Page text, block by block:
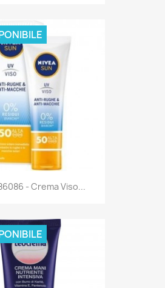
Anteprima
- Crema Viso...